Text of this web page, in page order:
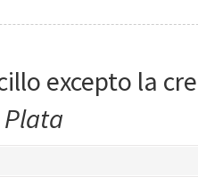
excepto la
Plata